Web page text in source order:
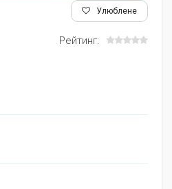
Улюблене
Рейтинг: